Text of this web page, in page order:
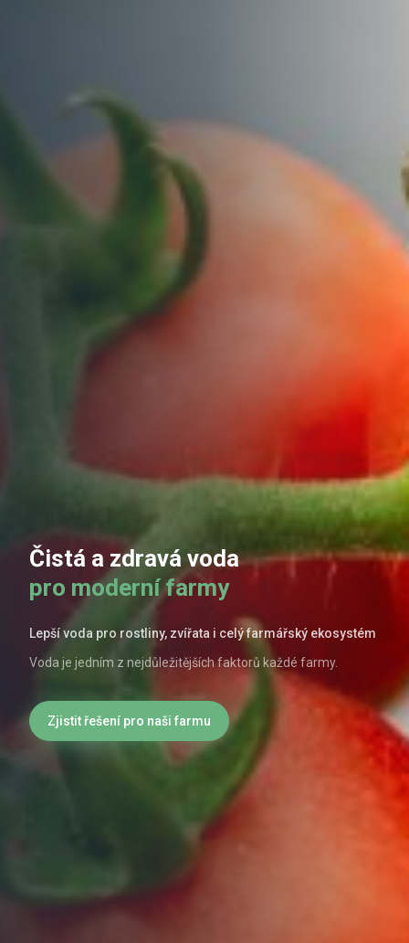
Čistá a zdravá voda
pro moderní farmy
Lepší voda pro rostliny, zvířata i celý farmářský ekosystém
Voda je jedním z nejdůležitějších faktorů každé farmy.
Zjistit řešení pro naši farmu